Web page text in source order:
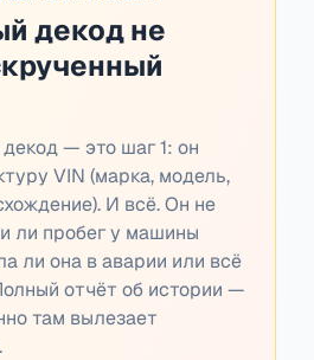
декод не
— это шаг 1: он
VIN (марка, модель,
И всё. Он не
ли пробег у машины
ли она в аварии или всё
отчёт об истории —
там вылезает